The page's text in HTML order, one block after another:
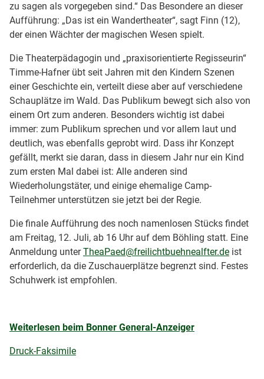
zu sagen als vorgegeben sind.“ Das Besondere an dieser
Aufführung: „Das ist ein Wandertheater“, sagt Finn (12),
der einen Wächter der magischen Wesen spielt.
Die Theaterpädagogin und „praxisorientierte Regisseurin“
Timme-Hafner übt seit Jahren mit den Kindern Szenen
einer Geschichte ein, verteilt diese aber auf verschiedene
Schauplätze im Wald. Das Publikum bewegt sich also von
einem Ort zum anderen. Besonders wichtig ist dabei
immer: zum Publikum sprechen und vor allem laut und
deutlich, was ebenfalls geprobt wird. Dass ihr Konzept
gefällt, merkt sie daran, dass in diesem Jahr nur ein Kind
zum ersten Mal dabei ist: Alle anderen sind
Wiederholungstäter, und einige ehemalige Camp-
Teilnehmer unterstützen sie jetzt bei der Regie.
Die finale Aufführung des noch namenlosen Stücks findet
am Freitag, 12. Juli, ab 16 Uhr auf dem Böhling statt. Eine
Anmeldung unterTheaPaed@freilichtbuehnealfter.de ist
erforderlich, da die Zuschauerplätze begrenzt sind. Festes
Schuhwerk ist empfohlen.
Weiterlesen beim Bonner General-Anzeiger
Druck-Faksimile